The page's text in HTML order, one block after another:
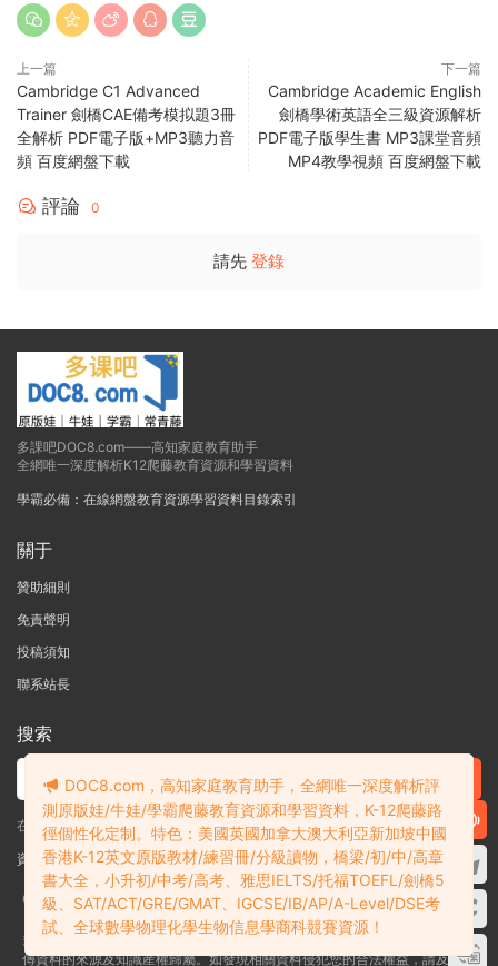
上一篇
Cambridge C1 Advanced
Trainer 劍橋CAE備考模拟題3冊
全解析 PDF電子版+MP3聽力音
頻 百度網盤下載
下一篇
Cambridge Academic English
劍橋學術英語全三級資源解析
PDF電子版學生書 MP3課堂音頻
MP4教學視頻 百度網盤下載
評論 0
請先 登錄
多課吧DOC8.com——高知家庭教育助手
全網唯一深度解析K12爬藤教育資源和學習資料
學霸必備：在線網盤教育資源學習資料目錄索引
關于
贊助細則
免責聲明
投稿須知
聯系站長
搜索
在線搜索GK-G12海量英文原版教材/章節書/國際考試/學科競賽資料！
資料失效？沒找到需要的？網站意見建議？請提交工單查看我的工單
Copyright © 2004-2026 多課吧DOC8.com 渝ICP備2022004389号-1
渝公
網安備50010502003111号
多課吧DOC8.com是一個資料信息評測及分享獲取的平台，不确保部分用戶上
傳資料的來源及知識産權歸屬。如發現相關資料侵犯您的合法權益，請及時聯
DOC8.com，高知家庭教育助手，全網唯一深度解析評
測原版娃/牛娃/學霸爬藤教育資源和學習資料，K-12爬藤路
徑個性化定制。特色：美國英國加拿大澳大利亞新加坡中國
香港K-12英文原版教材/練習冊/分級讀物，橋梁/初/中/高章
書大全，小升初/中考/高考、雅思IELTS/托福TOEFL/劍橋5
級、SAT/ACT/GRE/GMAT、IGCSE/IB/AP/A-Level/DSE考
試、全球數學物理化學生物信息學商科競賽資源！